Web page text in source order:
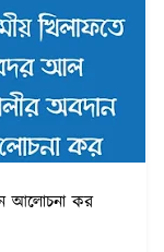
আলোচনা কর